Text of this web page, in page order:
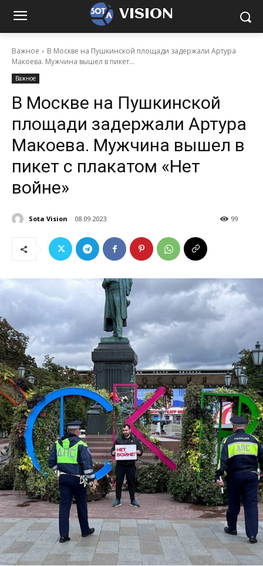
VISION
Важное
В Москве на Пушкинской площади задержали Артура
Макоева. Мужчина вышел в пикет...
Важное
В Москве на Пушкинской
площади задержали Артура
Макоева. Мужчина вышел в
пикет с плакатом «Нет
войне»
Sota Vision 08.09.2023 99